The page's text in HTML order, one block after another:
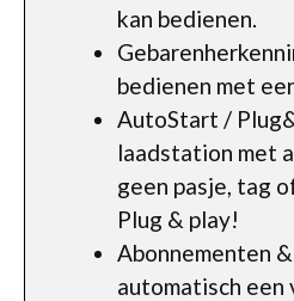
kan bedienen.
bedienen met
AutoStart /
laadstation met
geen pasje, tag
Plug & play!
Abonnementen
automatisch